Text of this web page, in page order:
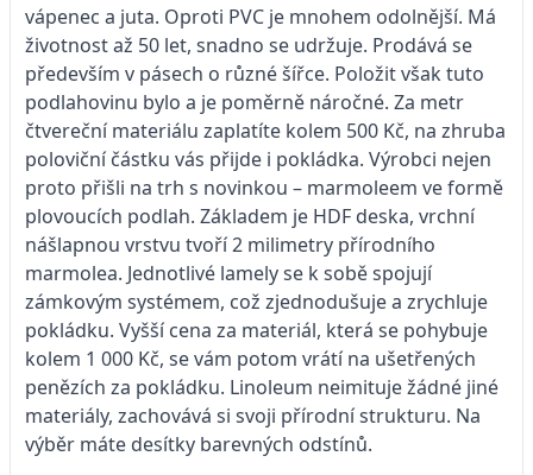
vápenec a juta. Oproti PVC je mnohem odolnější. Má
životnost až 50 let, snadno se udržuje. Prodává se
především v pásech o různé šířce. Položit však tuto
podlahovinu bylo a je poměrně náročné. Za metr
čtvereční materiálu zaplatíte kolem 500 Kč, na zhruba
poloviční částku vás přijde i pokládka. Výrobci nejen
proto přišli na trh s novinkou – marmoleem ve formě
plovoucích podlah. Základem je HDF deska, vrchní
nášlapnou vrstvu tvoří 2 milimetry přírodního
marmolea. Jednotlivé lamely se k sobě spojují
zámkovým systémem, což zjednodušuje a zrychluje
pokládku. Vyšší cena za materiál, která se pohybuje
kolem 1 000 Kč, se vám potom vrátí na ušetřených
penězích za pokládku. Linoleum neimituje žádné jiné
materiály, zachovává si svoji přírodní strukturu. Na
výběr máte desítky barevných odstínů.